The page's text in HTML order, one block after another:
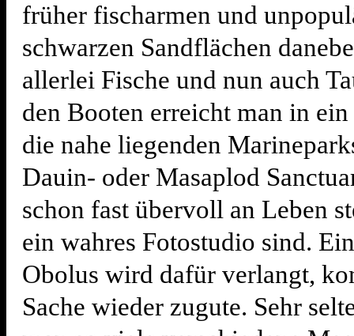
früher fischarmen und
schwarzen Sandflächen
allerlei Fische und nun auch
den Booten erreicht man in
die nahe liegenden
Dauin- oder Masaplod
schon fast übervoll an Leben
ein wahres Fotostudio sind.
Obolus wird dafür verlangt,
Sache wieder zugute. Sehr